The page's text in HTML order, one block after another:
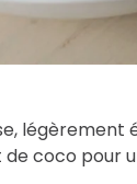
légèrement
de coco pour